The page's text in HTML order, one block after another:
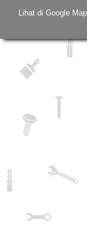
Lihat di Google